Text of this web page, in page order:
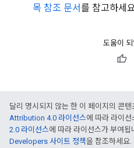
목 참조 문서를 참고하세
도움이
달리 명시되지 않는 한 이 페이지의 콘텐
Attribution 4.0 라이선스에 따라 라이
2.0 라이선스에 따라 라이선스가 부여됩
Developers 사이트 정책을 참조하세요